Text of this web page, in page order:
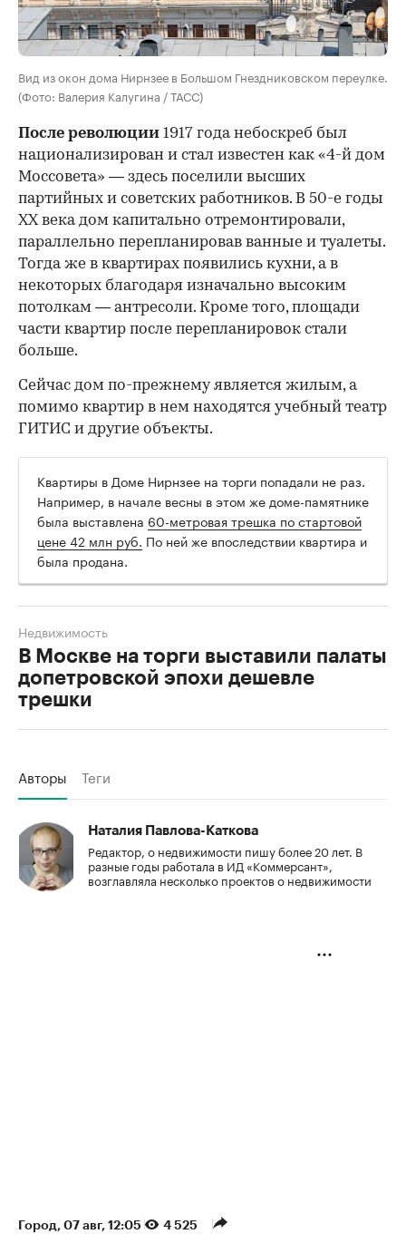
Вид из окон дома Нирнзее в Большом Гнездниковском переулке.
(Фото: Валерия Калугина / ТАСС)
После революции 1917 года небоскреб был
национализирован и стал известен как «4-й дом
Моссовета» — здесь поселили высших
партийных и советских работников. В 50-е годы
ХХ века дом капитально отремонтировали,
параллельно перепланировав ванные и туалеты.
Тогда же в квартирах появились кухни, а в
некоторых благодаря изначально высоким
потолкам — антресоли. Кроме того, площади
части квартир после перепланировок стали
больше.
Сейчас дом по-прежнему является жилым, а
помимо квартир в нем находятся учебный театр
ГИТИС и другие объекты.
Квартиры в Доме Нирнзее на торги попадали не раз.
Например, в начале весны в этом же доме-памятнике
была выставлена 60-метровая трешка по стартовой
цене 42 млн руб. По ней же впоследствии квартира и
была продана.
В Москве на торги выставили палаты
допетровской эпохи дешевле
трешки
Недвижимость
Авторы Теги
Наталия Павлова-Каткова
Редактор, о недвижимости пишу более 20 лет. В
разные годы работала в ИД «Коммерсант»,
возглавляла несколько проектов о недвижимости
Город⁠, 07 авг, 12:05 4 525